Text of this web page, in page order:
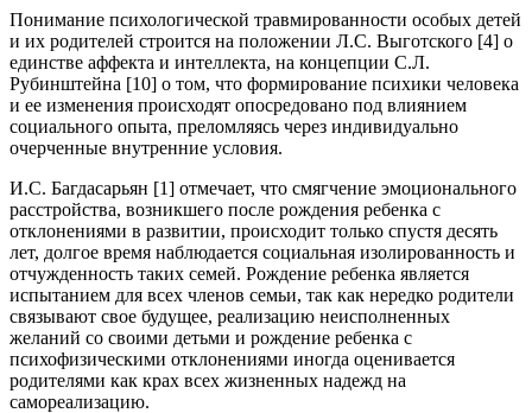
Понимание психологической травмированности особых детей
и их родителей строится на положении Л.С. Выготского [4] о
единстве аффекта и интеллекта, на концепции С.Л.
Рубинштейна [10] о том, что формирование психики человека
и ее изменения происходят опосредовано под влиянием
социального опыта, преломляясь через индивидуально
очерченные внутренние условия.
И.С. Багдасарьян [1] отмечает, что смягчение эмоционального
расстройства, возникшего после рождения ребенка с
отклонениями в развитии, происходит только спустя десять
лет, долгое время наблюдается социальная изолированность и
отчужденность таких семей. Рождение ребенка является
испытанием для всех членов семьи, так как нередко родители
связывают свое будущее, реализацию неисполненных
желаний со своими детьми и рождение ребенка с
психофизическими отклонениями иногда оценивается
родителями как крах всех жизненных надежд на
самореализацию.